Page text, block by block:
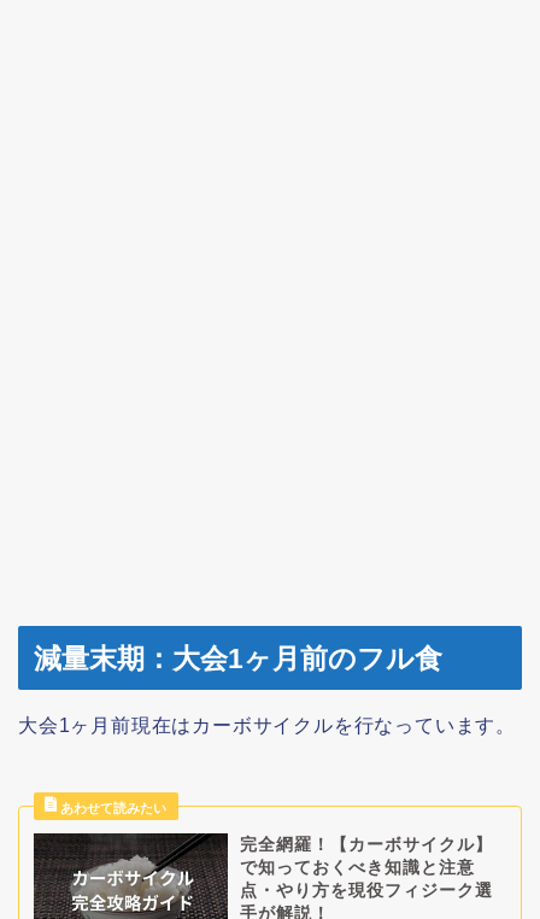
減量末期：大会1ヶ月前のフル食
大会1ヶ月前現在はカーボサイクルを行なっています。
完全網羅！【カーボサイクル】
で知っておくべき知識と注意
点・やり方を現役フィジーク選
手が解説！